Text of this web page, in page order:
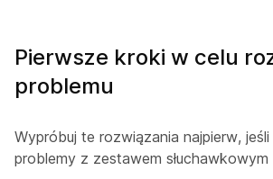
Pierwsze kroki w celu
problemu
Wypróbuj te rozwiązania najpierw,
problemy z zestawem